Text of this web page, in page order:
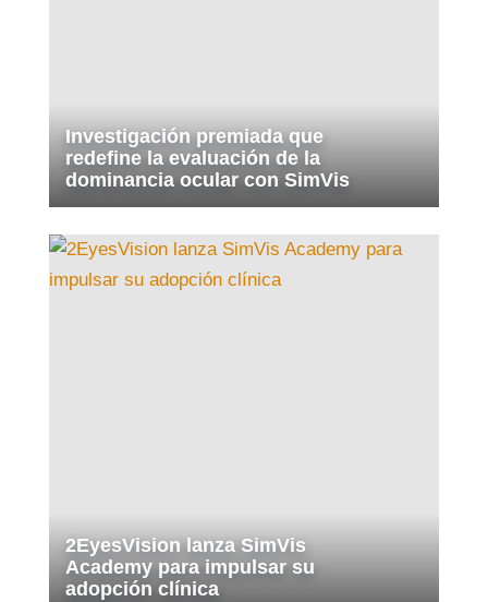
Investigación premiada que
redefine la evaluación de la
dominancia ocular con SimVis
2EyesVision lanza SimVis
Academy para impulsar su
adopción clínica